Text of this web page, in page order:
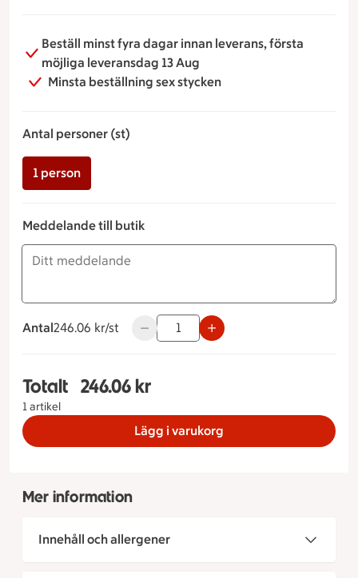
Beställ minst fyra dagar innan leverans, första
möjliga leveransdag 13 Aug
Minsta beställning sex stycken
Antal personer (st)
1 person
Meddelande till butik
Antal
246.06 kronor styck
246.06 kr/st Använd knapparna för att minska
Totalt
1 artikel
Totalt 1 stycken Buffé nr 2 Antal personer (st) 1
246.06 kr
Lägg i varukorg
Mer information
Innehåll och allergener